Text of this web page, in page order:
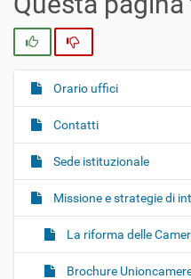
N
a
v
g
a
i
Orario uffici
Contatti
Sede istituzionale
Missione e strategie di
La riforma delle
Brochure